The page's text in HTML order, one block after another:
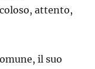
attento,
il suo